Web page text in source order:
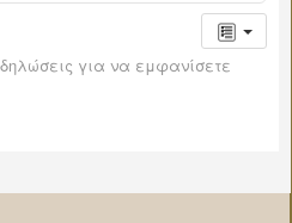
για να εμφανίσετε